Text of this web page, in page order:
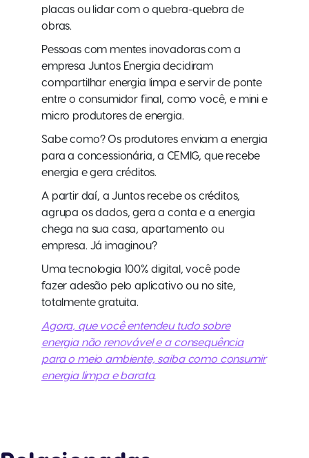
placas ou lidar com o quebra-quebra de
obras.
Pessoas com mentes inovadoras com a
empresa Juntos Energia decidiram
compartilhar energia limpa e servir de ponte
entre o consumidor final, como você, e mini e
micro produtores de energia.
Sabe como? Os produtores enviam a energia
para a concessionária, a CEMIG, que recebe
energia e gera créditos.
A partir daí, a Juntos recebe os créditos,
agrupa os dados, gera a conta e a energia
chega na sua casa, apartamento ou
empresa. Já imaginou?
Uma tecnologia 100% digital, você pode
fazer adesão pelo aplicativo ou no site,
totalmente gratuita.
Agora, que você entendeu tudo sobre
energia não renovável e a consequência
para o meio ambiente, saiba como consumir
energia limpa e barata.